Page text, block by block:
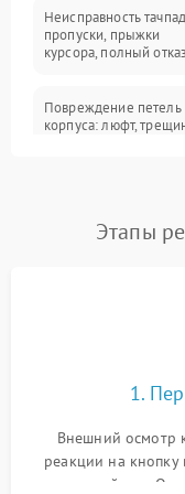
Сеть и интернет
Неисправность
пропуски, прыжки
курсора, полный отказ
Повреждение петель
корпуса: люфт,
невозможность
Перегрев из‑за пыли,
неисправности
Выход из строя SSD
Этапы
1.
Внешний осмотр
реакции на
устройства.